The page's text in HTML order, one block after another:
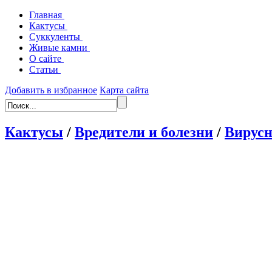
Главная
Кактусы
Суккуленты
Живые камни
О сайте
Статьи
Добавить в избранное Карта сайта
Кактусы / Вредители и болезни /